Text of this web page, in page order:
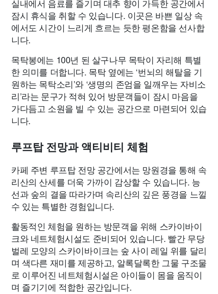
실내에서 음료를 즐기며 대추 향이 가득한 공간에서
잠시 휴식을 취할 수 있습니다. 이곳은 바쁜 일상 속
에서도 시간이 느리게 흐르는 듯한 평온함을 선사합
니다.
목탁봉에는 100년 된 살구나무 목탁이 자리해 특별
한 의미를 더합니다. 목탁 옆에는 ‘번뇌의 해탈을 기
원하는 목탁소리’와 ‘생명의 존엄을 일깨우는 자비소
리’라는 문구가 적혀 있어 방문객들이 잠시 마음을
가다듬고 소원을 빌 수 있는 공간으로 마련되어 있습
니다.
루프탑 전망과 액티비티 체험
카페 주변 루프탑 전망 공간에서는 망원경을 통해 속
리산의 산세를 더욱 가까이 감상할 수 있습니다. 능
선과 숲의 결을 따라가며 속리산의 깊은 풍경을 느낄
수 있는 특별한 경험입니다.
활동적인 체험을 원하는 방문객을 위해 스카이바이
크와 네트체험시설도 준비되어 있습니다. 빨간 무당
벌레 모양의 스카이바이크는 숲 사이 레일 위를 달리
며 색다른 재미를 제공하고, 알록달록한 그물 구조물
로 이루어진 네트체험시설은 아이들이 몸을 움직이
며 즐기기에 적합한 공간입니다.